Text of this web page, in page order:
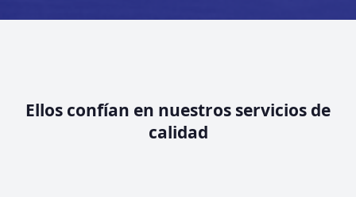
Ellos confían en nuestros servicios de
calidad